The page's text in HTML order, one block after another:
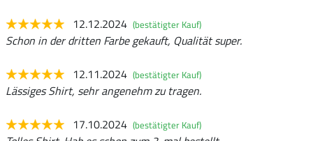
12.12.2024 (bestätigter Kauf)
Schon in der dritten Farbe gekauft, Qualität super.
12.11.2024 (bestätigter Kauf)
Lässiges Shirt, sehr angenehm zu tragen.
17.10.2024 (bestätigter Kauf)